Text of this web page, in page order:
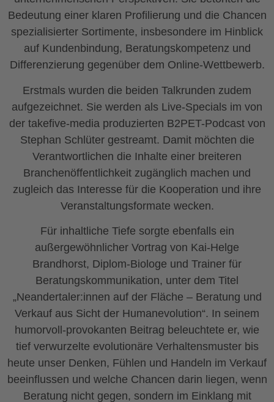
Bedeutung einer klaren Profilierung und die Chancen
spezialisierter Sortimente, insbesondere im Hinblick
auf Kundenbindung, Beratungskompetenz und
Differenzierung gegenüber dem Online-Wettbewerb.
Erstmals wurden die beiden Talkrunden zudem
aufgezeichnet. Sie werden als Live-Specials im von
der takefive-media produzierten B2PET-Podcast von
Stephan Schlüter gestreamt. Damit möchten die
Verantwortlichen die Inhalte einer breiteren
Branchenöffentlichkeit zugänglich machen und
zugleich das Interesse für die Kooperation und ihre
Veranstaltungsformate wecken.
Für inhaltliche Tiefe sorgte ebenfalls ein
außergewöhnlicher Vortrag von Kai-Helge
Brandhorst, Diplom-Biologe und Trainer für
Beratungskommunikation, unter dem Titel
„Neandertaler:innen auf der Fläche – Beratung und
Verkauf aus Sicht der Humanevolution“. In seinem
humorvoll-provokanten Beitrag beleuchtete er, wie
tief verwurzelte evolutionäre Verhaltensmuster bis
heute unser Denken, Fühlen und Handeln im Verkauf
beeinflussen und welche Chancen darin liegen, wenn
Beratung nicht gegen, sondern im Einklang mit